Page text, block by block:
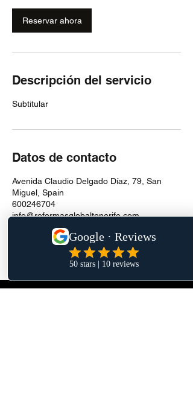
Reservar ahora
Descripción del servicio
Subtitular
Datos de contacto
Avenida Claudio Delgado Díaz, 79, San
Miguel, Spain
600246704
info@reformasglobaltenerife.com